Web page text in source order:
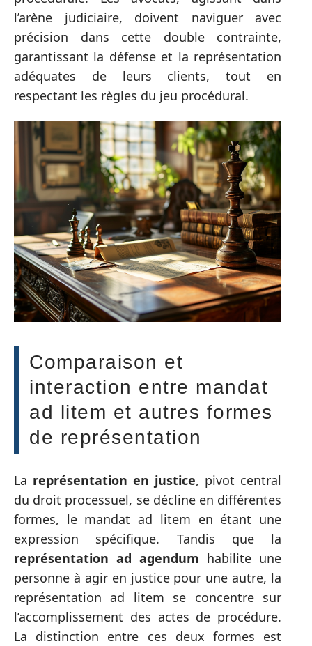
l’arène judiciaire, doivent naviguer avec
précision dans cette double contrainte,
garantissant la défense et la représentation
adéquates de leurs clients, tout en
respectant les règles du jeu procédural.
Comparaison et
interaction entre mandat
ad litem et autres formes
de représentation
La représentation en justice, pivot central
du droit processuel, se décline en différentes
formes, le mandat ad litem en étant une
expression spécifique. Tandis que la
représentation ad agendum habilite une
personne à agir en justice pour une autre, la
représentation ad litem se concentre sur
l’accomplissement des actes de procédure.
La distinction entre ces deux formes est